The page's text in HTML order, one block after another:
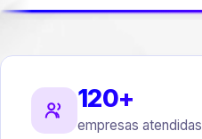
120+
empresas atendidas